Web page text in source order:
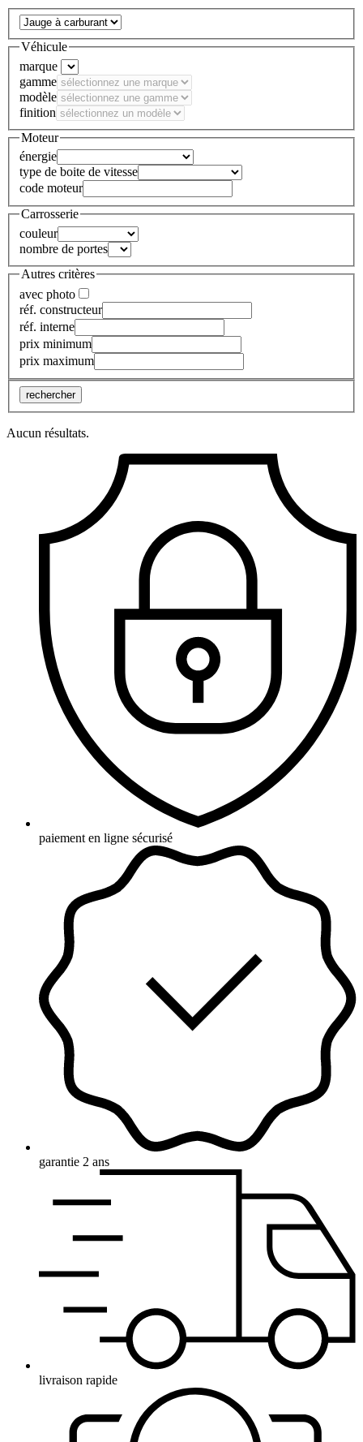
Véhicule
marque
gamme
modèle
finition
Moteur
énergie
type de boite de vitesse
code moteur
Carrosserie
couleur
nombre de portes
Autres critères
avec photo
réf. constructeur
réf. interne
prix minimum
prix maximum
rechercher
Aucun résultats.
paiement en ligne sécurisé
garantie 2 ans
livraison rapide